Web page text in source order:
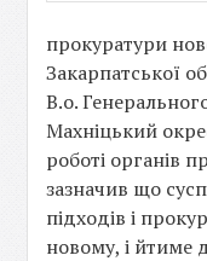
прокуратури
Закарпатської
В.о.
Махніцький
роботі органів
зазначив що
підходів і
новому, і йтиме